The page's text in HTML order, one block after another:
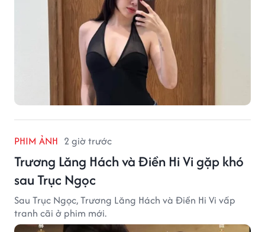
PHIM ẢNH 2 giờ trước
Trương Lăng Hách và Điền Hi Vi gặp khó
sau Trục Ngọc
Sau Trục Ngọc, Trương Lăng Hách và Điền Hi Vi vấp
tranh cãi ở phim mới.